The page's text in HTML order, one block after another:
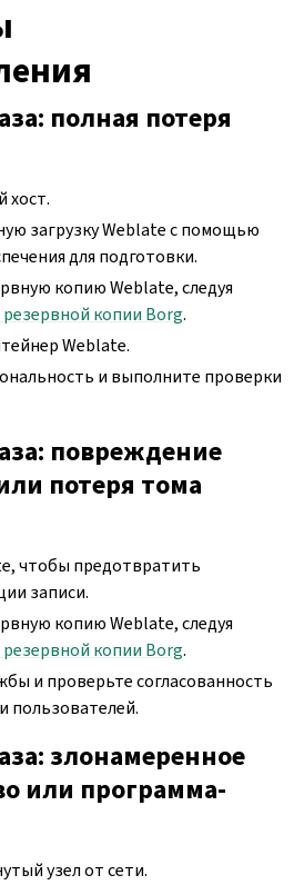
полная потеря
хост.
загрузку Weblate с помощью
для подготовки.
копию Weblate, следуя
копии Borg.
Weblate.
и выполните проверки
повреждение
потеря тома
чтобы предотвратить
записи.
копию Weblate, следуя
копии Borg.
и проверьте согласованность
пользователей.
злонамеренное
или программа-
узел от сети.